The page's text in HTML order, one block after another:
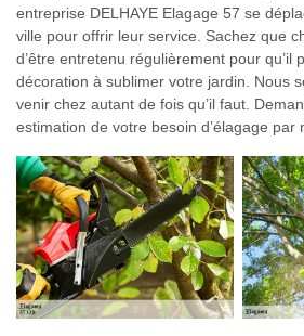
entreprise DELHAYE Elagage 57 se
ville pour offrir leur service. Sachez que
d’être entretenu régulièrement pour qu’il
décoration à sublimer votre jardin. Nous
venir chez autant de fois qu’il faut.
estimation de votre besoin d’élagage par